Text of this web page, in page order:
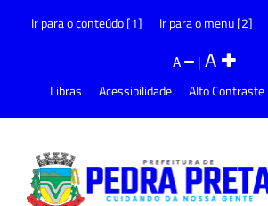
Ir para o conteúdo [1] Ir para o menu [2]
A |A
Libras Acessibilidade Alto Contraste